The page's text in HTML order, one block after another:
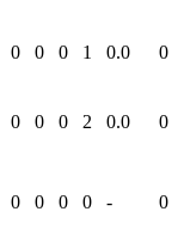
0 0 0 1 0.0 0
0 0 0 2 0.0 0
0 0 0 0 - 0